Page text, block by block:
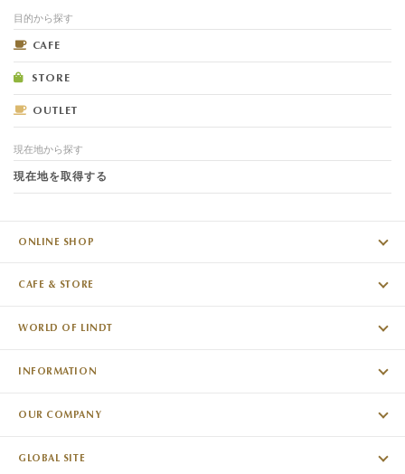
目的から探す
CAFE
STORE
OUTLET
現在地から探す
現在地を取得する
ONLINE SHOP
CAFE & STORE
WORLD OF LINDT
INFORMATION
OUR COMPANY
GLOBAL SITE